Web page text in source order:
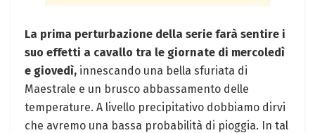
La prima perturbazione della serie farà sentire i
suo effetti a cavallo tra le giornate di mercoledì
e giovedì, innescando una bella sfuriata di
Maestrale e un brusco abbassamento delle
temperature. A livello precipitativo dobbiamo dirvi
che avremo una bassa probabilità di pioggia. In tal